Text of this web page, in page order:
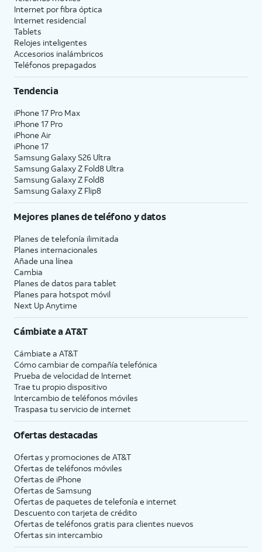
Internet por fibra óptica
Internet residencial
Tablets
Relojes inteligentes
Accesorios inalámbricos
Teléfonos prepagados
Tendencia
iPhone 17 Pro Max
iPhone 17 Pro
iPhone Air
iPhone 17
Samsung Galaxy S26 Ultra
Samsung Galaxy Z Fold8 Ultra
Samsung Galaxy Z Fold8
Samsung Galaxy Z Flip8
Mejores planes de teléfono y datos
Planes de telefonía ilimitada
Planes internacionales
Añade una línea
Cambia
Planes de datos para tablet
Planes para hotspot móvil
Next Up Anytime
Cámbiate aAT&T
Cámbiate a AT&T
Cómo cambiar de compañía telefónica
Prueba de velocidad de Internet
Trae tu propio dispositivo
Intercambio de teléfonos móviles
Traspasa tu servicio de internet
Ofertas destacadas
Ofertas y promociones de AT&T
Ofertas de teléfonos móviles
Ofertas de iPhone
Ofertas de Samsung
Ofertas de paquetes de telefonía e internet
Descuento con tarjeta de crédito
Ofertas de teléfonos gratis para clientes nuevos
Ofertas sin intercambio